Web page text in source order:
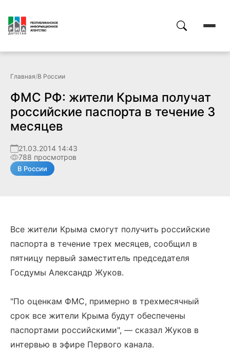
Главная/В России
ФМС РФ: жители Крыма получат
российские паспорта в течение 3
месяцев
21.03.2014 14:43
788 просмотров
В России
Все жители Крыма смогут получить российские
паспорта в течение трех месяцев, сообщил в
пятницу первый заместитель председателя
Госдумы Александр Жуков.
"По оценкам ФМС, примерно в трехмесячный
срок все жители Крыма будут обеспечены
паспортами российскими", — сказал Жуков в
интервью в эфире Первого канала.